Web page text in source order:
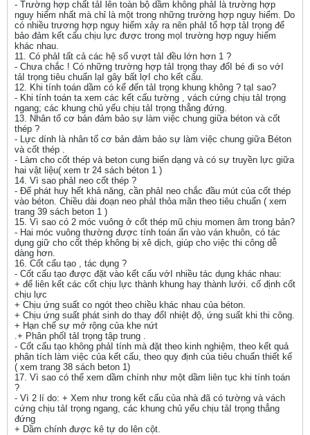
- Trường hợp chất tảI lên toàn bộ dầm không phảI là trường hợp
nguy hiểm nhất mà chỉ là một trong những trường hợp nguy hiểm. Do
có nhiều trương hợp nguy hiểm xảy ra nên phảI tổ hợp tảI trọng để
bảo đảm kết cấu chịu lực được trong mọI trường hợp nguy hiểm
khác nhau.
11. Có phảI tất cả các hệ số vượt tảI đều lớn hơn 1 ?
- Chưa chắc ! Có những trường hợp tảI trọng thay đổI bé đi so vớI
tảI trọng tiêu chuẩn lạI gây bất lợI cho kết cấu.
12. Khi tính toán dầm có kể đến tảI trọng khung không ? tạI sao?
- Khi tính toán ta xem các kết cấu tường , vách cứng chịu tảI trọng
ngang; các khung chủ yếu chịu tảI trọng thẳng đứng.
13. Nhân tố cơ bản đảm bảo sự làm việc chung giữa béton và cốt
thép ?
- Lực dính là nhân tố cơ bản đảm bảo sự làm việc chung giữa Béton
và cốt thép .
- Làm cho cốt thép và beton cung biến dạng và có sự truyền lực giữa
hai vật liệu( xem tr 24 sách béton 1 )
14. Vì sao phảI neo cốt thép ?
- Để phát huy hết khả năng, cần phảI neo chắc đầu mút của cốt thép
vào béton. Chiều dài đoạn neo phảI thỏa mãn theo tiêu chuẩn ( xem
trang 39 sách beton 1 )
15. Vì sao có 2 móc vuông ở cốt thép mũ chịu momen âm trong bản?
- Hai móc vuông thường được tính toán ấn vào ván khuôn, có tác
dụng giữ cho cốt thép không bị xê dịch, giúp cho việc thi công dễ
dàng hơn.
16. Cốt cấu tạo , tác dụng ?
- Cốt cấu tạo được đặt vào kết cấu vớI nhiều tác dụng khác nhau:
+ để liên kết các cốt chịu lực thành khung hay thành lưới. cố định cốt
chịu lực
+ Chịu ứng suất co ngót theo chiều khác nhau của béton.
+ Chịu ứng suất phát sinh do thay đổI nhiệt độ, ứng suất khi thi công.
+ Hạn chế sự mở rộng của khe nứt
.+ Phân phốI tảI trọng tập trung .
- Cốt cấu tạo không phảI tính mà đặt theo kinh nghiệm, theo kết quả
phân tích làm việc của kết cấu, theo quy định của tiêu chuẩn thiết kế
( xem trang 38 sách beton 1)
17. Vì sao có thể xem dầm chính như một dầm liên tục khi tính toán
?
- Vì 2 lí do: + Xem như trong kết cấu của nhà đã có tường và vách
cứng chịu tảI trọng ngang, các khung chủ yếu chịu tảI trọng thẳng
đứng
+ Dầm chính được kê tự do lên cột.